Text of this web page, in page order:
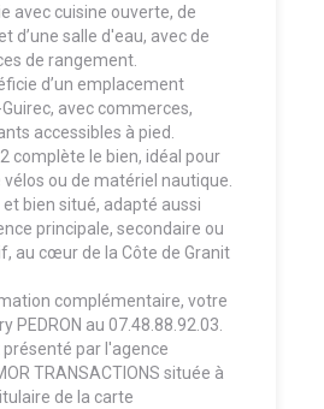
avec cuisine ouverte, de
d’une salle d'eau, avec de
de rangement.
d’un emplacement
avec commerces,
accessibles à pied.
complète le bien, idéal pour
ou de matériel nautique.
bien situé, adapté aussi
principale, secondaire ou
au cœur de la Côte de Granit
complémentaire, votre
PEDRON au 07.48.88.92.03.
présenté par l'agence
TRANSACTIONS située à
de la carte